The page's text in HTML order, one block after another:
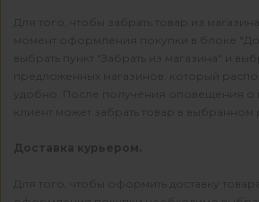
Для того, чтобы забрать товар из
момент оформления покупки в блоке
выбрать пункт "Забрать из магазина" и
предложенных магазинов, который
удобно. После получения оповещения о
клиент может забрать товар в выбранном
Доставка курьером.
Для того, чтобы оформить доставку